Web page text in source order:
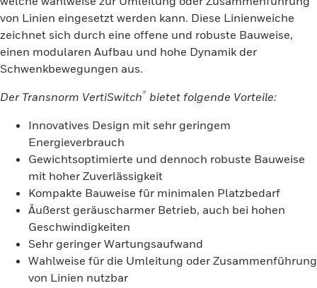
von Linien eingesetzt werden kann. Diese Linienweiche
zeichnet sich durch eine offene und robuste Bauweise,
einen modularen Aufbau und hohe Dynamik der
Schwenkbewegungen aus.
Der Transnorm VertiSwitch® bietet folgende Vorteile:
Innovatives Design mit sehr geringem
Energieverbrauch
Gewichtsoptimierte und dennoch robuste Bauweise
mit hoher Zuverlässigkeit
Kompakte Bauweise für minimalen Platzbedarf
Äußerst geräuscharmer Betrieb, auch bei hohen
Geschwindigkeiten
Sehr geringer Wartungsaufwand
Wahlweise für die Umleitung oder Zusammenführung
von Linien nutzbar